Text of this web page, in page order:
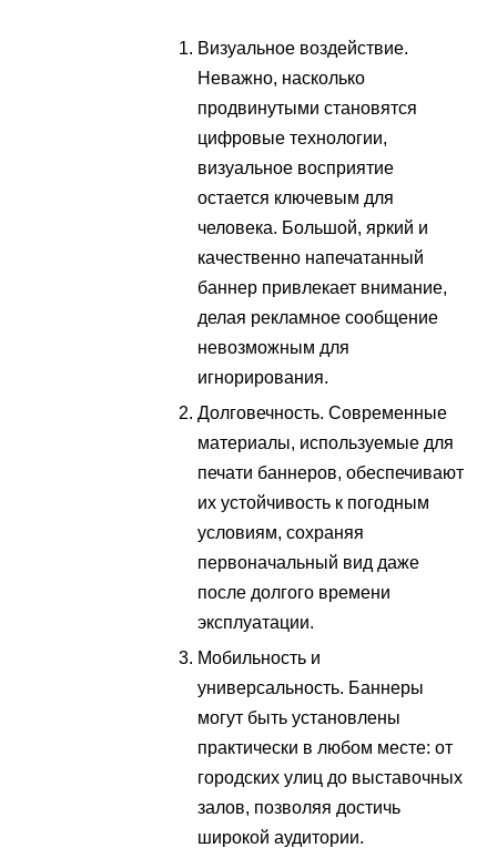
Визуальное воздействие.
Неважно, насколько
продвинутыми становятся
цифровые технологии,
визуальное восприятие
остается ключевым для
человека. Большой, яркий и
качественно напечатанный
баннер привлекает внимание,
делая рекламное сообщение
невозможным для
игнорирования.
Долговечность. Современные
материалы, используемые для
печати баннеров, обеспечивают
их устойчивость к погодным
условиям, сохраняя
первоначальный вид даже
после долгого времени
эксплуатации.
Мобильность и
универсальность. Баннеры
могут быть установлены
практически в любом месте: от
городских улиц до выставочных
залов, позволяя достичь
широкой аудитории.